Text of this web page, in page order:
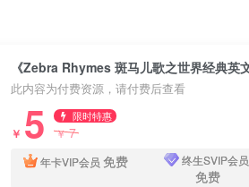
此内容为付费资源，请付费后查看
￥ 5 限时特惠
￥7
年卡VIP会员 免费 终生SVIP会员
免费